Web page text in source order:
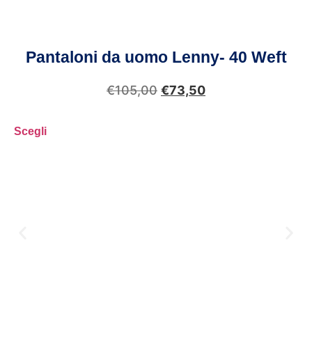
Pantaloni da uomo Lenny- 40 Weft
€105,00 €73,50
Scegli